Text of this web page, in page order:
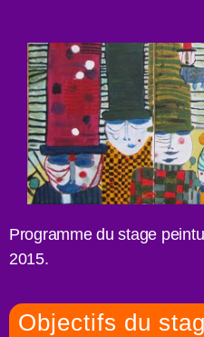
Programme du stage
2015.
Objectifs du